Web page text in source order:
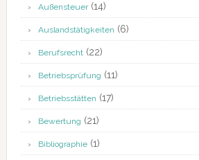
Außensteuer(14)
Auslandstätigkeiten (6)
Berufsrecht(22)
Betriebsprüfung (11)
Betriebsstätten (17)
Bewertung (21)
Bibliographie(1)